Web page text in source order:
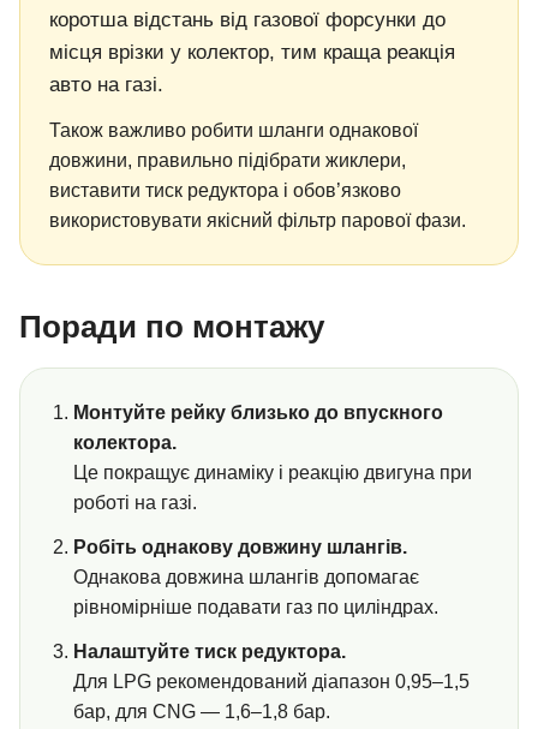
коротша відстань від газової форсунки до
місця врізки у колектор, тим краща реакція
авто на газі.
Також важливо робити шланги однакової
довжини, правильно підібрати жиклери,
виставити тиск редуктора і обов’язково
використовувати якісний фільтр парової фази.
Поради по монтажу
Монтуйте рейку близько до впускного
колектора.
Це покращує динаміку і реакцію двигуна при
роботі на газі.
Робіть однакову довжину шлангів.
Однакова довжина шлангів допомагає
рівномірніше подавати газ по циліндрах.
Налаштуйте тиск редуктора.
Для LPG рекомендований діапазон 0,95–1,5
бар, для CNG — 1,6–1,8 бар.